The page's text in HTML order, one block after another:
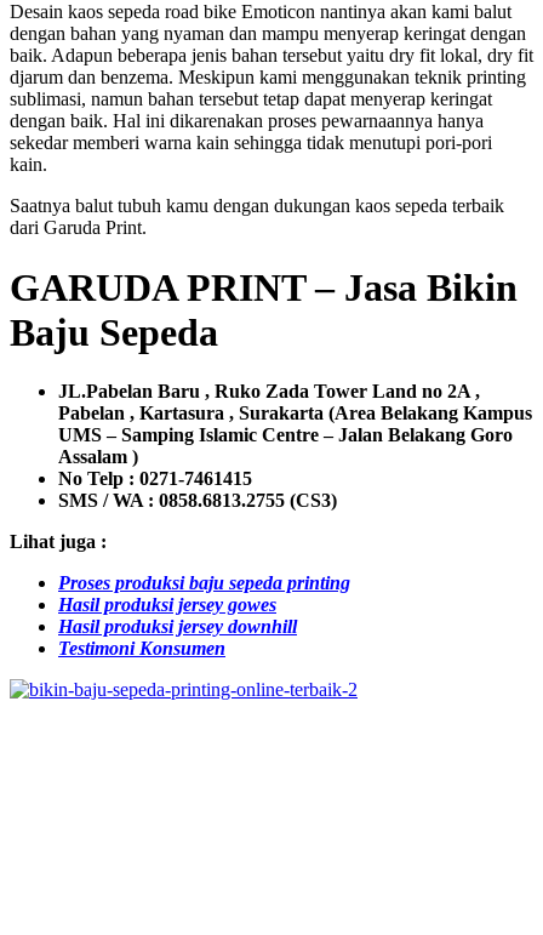
Desain kaos sepeda road bike Emoticon nantinya akan kami balut
dengan bahan yang nyaman dan mampu menyerap keringat dengan
baik. Adapun beberapa jenis bahan tersebut yaitu dry fit lokal, dry fit
djarum dan benzema. Meskipun kami menggunakan teknik printing
sublimasi, namun bahan tersebut tetap dapat menyerap keringat
dengan baik. Hal ini dikarenakan proses pewarnaannya hanya
sekedar memberi warna kain sehingga tidak menutupi pori-pori
kain.
Saatnya balut tubuh kamu dengan dukungan kaos sepeda terbaik
dari Garuda Print.
GARUDA PRINT – Jasa Bikin
Baju Sepeda
JL.Pabelan Baru , Ruko Zada Tower Land no 2A ,
Pabelan , Kartasura , Surakarta (Area Belakang Kampus
UMS – Samping Islamic Centre – Jalan Belakang Goro
Assalam )
No Telp : 0271-7461415
SMS / WA : 0858.6813.2755 (CS3)
Lihat juga :
Proses produksi baju sepeda printing
Hasil produksi jersey gowes
Hasil produksi jersey downhill
Testimoni Konsumen